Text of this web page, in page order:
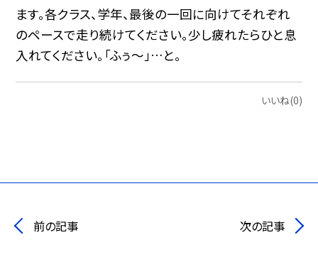
ます。各クラス、学年、最後の一回に向けてそれぞれ
のペースで走り続けてください。少し疲れたらひと息
入れてください。「ふぅ〜」…と。
いいね(0)
前の記事 次の記事